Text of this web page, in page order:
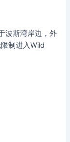
斯湾岸边，外
制进入Wild